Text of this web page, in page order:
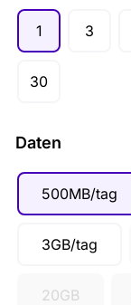
1 3
30
Daten
500MB/tag
3GB/tag
20GB